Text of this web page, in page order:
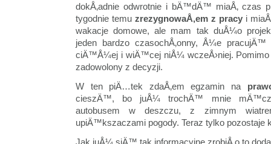
dokÅ‚adnie odwrotnie i bÄ™dÄ™ miaÅ‚ czas
tygodnie temu zrezygnowaÅ‚em z pracy i
wakacje domowe, ale mam tak duÅ¼o
jeden bardzo czasochÅ‚onny, Å¼e
ciÄ™Å¼ej i wiÄ™cej niÅ¼ wczeÅ›niej. Pomimo
zadowolony z decyzji.
W ten piÄ…tek zdaÅ‚em egzamin na
cieszÄ™, bo juÅ¼ trochÄ™ mnie
autobusem w deszczu, z zimnym
upiÄ™kszaczami pogody. Teraz tylko pozostaje